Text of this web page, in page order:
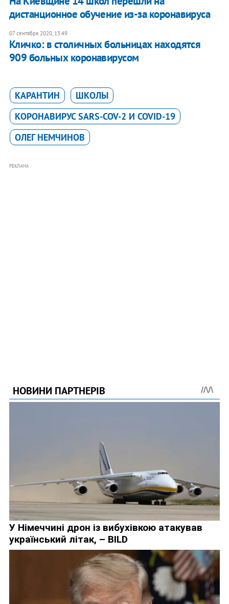
дистанционное обучение из-за коронавируса
07 сентября 2020, 13:49
Кличко: в столичных больницах находятся
909 больных коронавирусом
КАРАНТИН
ШКОЛЫ
КОРОНАВИРУС SARS-COV-2 И COVID-19
ОЛЕГ НЕМЧИНОВ
РЕКЛАМА